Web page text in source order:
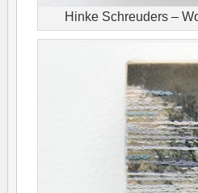
Hinke Schreuders –